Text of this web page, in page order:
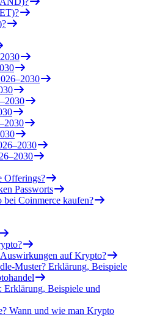
Offerings?
Passworts
Coinmerce kaufen?
auf Krypto?
Muster? Erklärung, Beispiele
Beispiele und
Wann und wie man Krypto